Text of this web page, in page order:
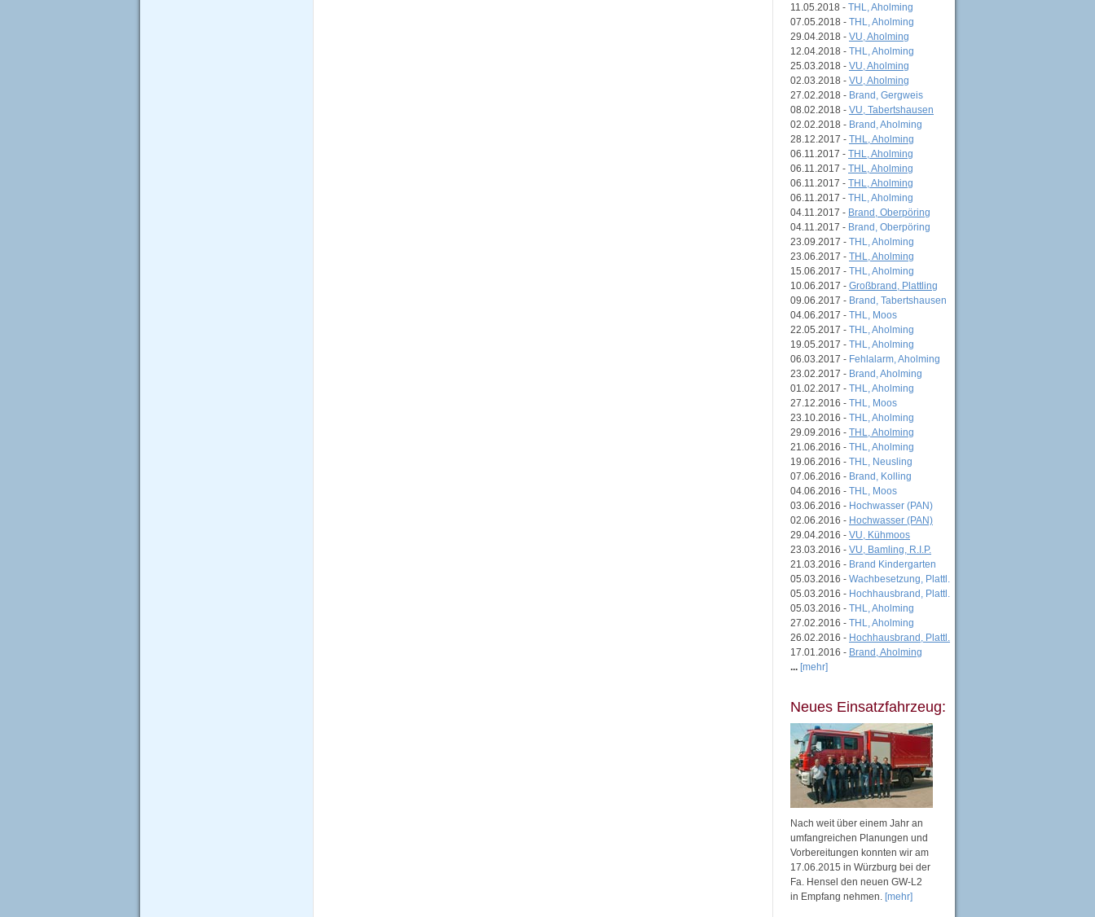
11.05.2018 - THL, Aholming
07.05.2018 - THL, Aholming
29.04.2018 - VU, Aholming
12.04.2018 - THL, Aholming
25.03.2018 - VU, Aholming
02.03.2018 - VU, Aholming
27.02.2018 - Brand, Gergweis
08.02.2018 - VU, Tabertshausen
02.02.2018 - Brand, Aholming
28.12.2017 - THL, Aholming
06.11.2017 - THL, Aholming
06.11.2017 - THL, Aholming
06.11.2017 - THL, Aholming
06.11.2017 - THL, Aholming
04.11.2017 - Brand, Oberpöring
04.11.2017 - Brand, Oberpöring
23.09.2017 - THL, Aholming
23.06.2017 - THL, Aholming
15.06.2017 - THL, Aholming
10.06.2017 - Großbrand, Plattling
09.06.2017 - Brand, Tabertshausen
04.06.2017 - THL, Moos
22.05.2017 - THL, Aholming
19.05.2017 - THL, Aholming
06.03.2017 - Fehlalarm, Aholming
23.02.2017 - Brand, Aholming
01.02.2017 - THL, Aholming
27.12.2016 - THL, Moos
23.10.2016 - THL, Aholming
29.09.2016 - THL, Aholming
21.06.2016 - THL, Aholming
19.06.2016 - THL, Neusling
07.06.2016 - Brand, Kolling
04.06.2016 - THL, Moos
03.06.2016 - Hochwasser (PAN)
02.06.2016 - Hochwasser (PAN)
29.04.2016 - VU, Kühmoos
23.03.2016 - VU, Bamling, R.I.P.
21.03.2016 - Brand Kindergarten
05.03.2016 - Wachbesetzung, Plattl.
05.03.2016 - Hochhausbrand, Plattl.
05.03.2016 - THL, Aholming
27.02.2016 - THL, Aholming
26.02.2016 - Hochhausbrand, Plattl.
17.01.2016 - Brand, Aholming
... [mehr]
Neues Einsatzfahrzeug:
Nach weit über einem Jahr an
umfangreichen Planungen und
Vorbereitungen konnten wir am
17.06.2015 in Würzburg bei der
Fa. Hensel den neuen GW-L2
in Empfang nehmen. [mehr]